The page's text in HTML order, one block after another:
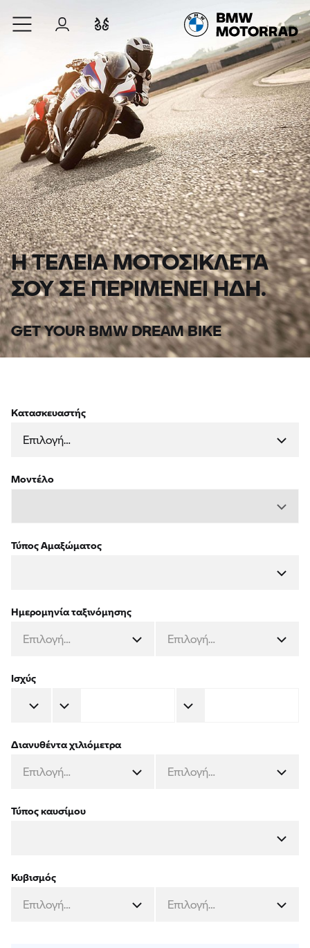
Μετάβαση στο κύριο περιεχόμενο
Σύνδεση
Η ΤΕΛΕΙΑ ΜΟΤΟΣΙΚΛΕΤΑ
ΣΟΥ ΣΕ ΠΕΡΙΜΕΝΕΙ ΗΔΗ.
GET YOUR BMW DREAM BIKE
Κατασκευαστής
Μοντέλο
Τύπος Αμαξώματος
Ημερομηνία ταξινόμησης
Ισχύς
Διανυθέντα χιλιόμετρα
Τύπος καυσίμου
Κυβισμός